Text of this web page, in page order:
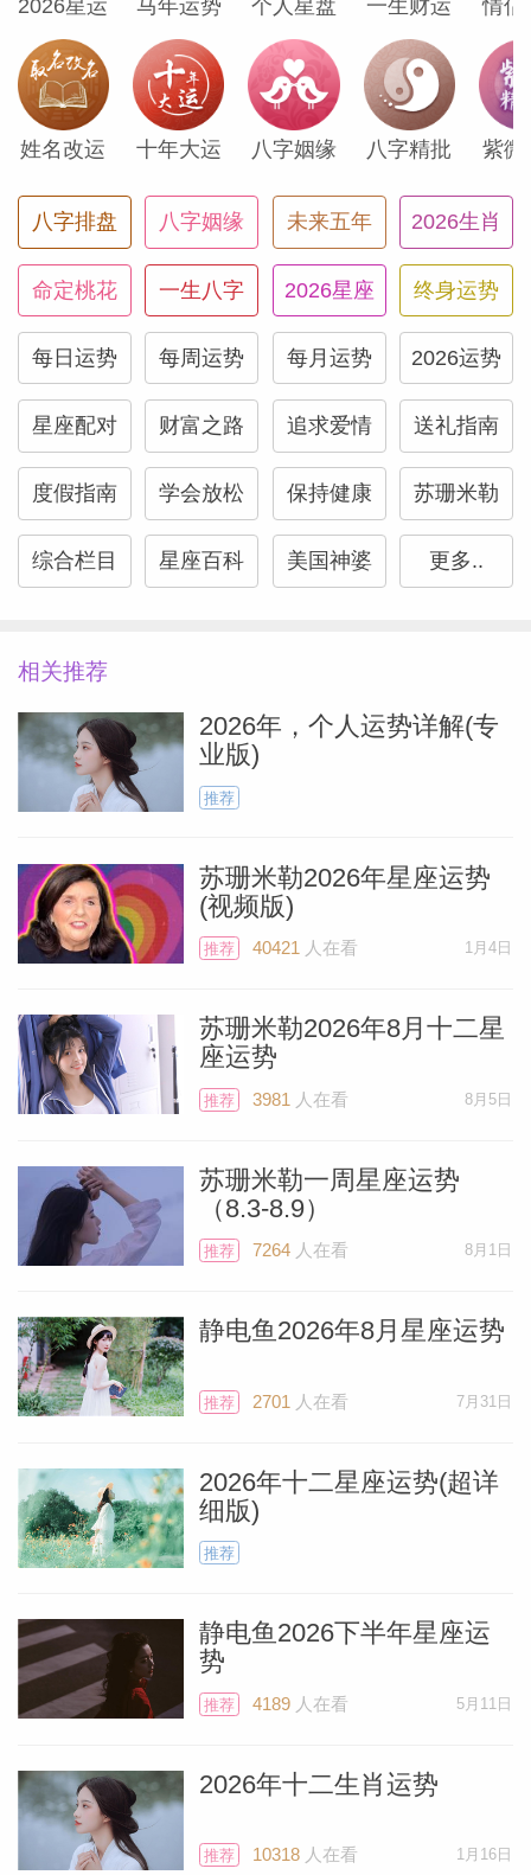
底的真相。此刻正是抛弃不再滋养你的事物
之时，唯有如此才能疗愈创伤，变得更加强
大。当你珍视那些让你感到安全的事物，其
他一切自然会重新归位。
射手座
此刻你的言语可能蕴含非凡力量。火星与冥
王星在你的沟通宫相遇，某次对话、某个决
定或突如其来的洞见，终将揭示你萦绕许久
的困扰核心。你可能强烈渴望大胆发言——
或选择沉默以彰显力量。无论哪种方式，此
刻你的思维都格外敏锐，传递的信息足以引
发实质性改变。请明智运用这份能量。当真
相以温柔之姿传递，它能带来奇妙的疗愈。
此刻正是做出财务决策的良机。火星与冥王
星在薪资宫位合力共振，你可能本能地想要
守护、积累或夺回应得之物——无论是财务
系耗尽你的能量或令你质疑自身价值，今日
正是划清界限的绝佳时机。你正迈入时间掌
控、选择自主与价值认同的新篇章。请以沉
水瓶座
与冥王星在水瓶座合相，可能唤醒你体内奔
涌的力量——一种强烈的决心，以及穿透纷
扰、直指目标的坚定渴望。这股能量强烈甚
旧壳。善用此刻——若旧篇落幕，必为更真
实的篇章腾出空间。当意志与进路合而为
一，万物皆难阻你前行。
双鱼座
当火星在星盘最隐秘处与冥王星交会，你内
心深处的力量可能剧烈涌动。酝酿已久的野
心可能浮出水面——或许通过梦境、突如其
来的情绪、疗愈突破，或是莫名涌现的行动
模式，这个过程可能充满张力。但此刻的终
结，将赋予你更强大的力量与内在平和，开
启崭新的篇章。
2026星运 马年运势 个人星盘 一生财运 情侣
姓名改运 十年大运 八字姻缘 八字精批 紫微
八字排盘 八字姻缘 未来五年 2026生肖
命定桃花 一生八字 2026星座 终身运势
每日运势 每周运势 每月运势 2026运势
星座配对 财富之路 追求爱情 送礼指南
度假指南 学会放松 保持健康 苏珊米勒
综合栏目 星座百科 美国神婆 更多..
相关推荐
2026年，个人运势详解(专
业版)
推荐
苏珊米勒2026年星座运势
(视频版)
推荐 40421 人在看 1月4日
苏珊米勒2026年8月十二星
座运势
推荐 3981 人在看 8月5日
苏珊米勒一周星座运势
（8.3-8.9）
推荐 7264人在看 8月1日
静电鱼2026年8月星座运势
推荐 2701 人在看 7月31日
2026年十二星座运势(超详
细版)
推荐
静电鱼2026下半年星座运
势
推荐 4189人在看 5月11日
2026年十二生肖运势
推荐 10318人在看 1月16日